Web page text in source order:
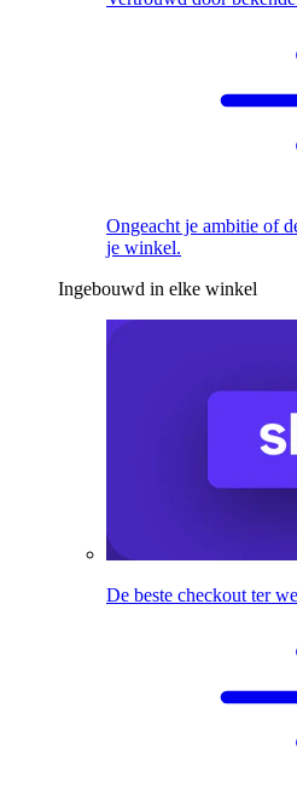
Ongeacht je ambitie of
je winkel.
Ingebouwd in elke winkel
De beste checkout ter